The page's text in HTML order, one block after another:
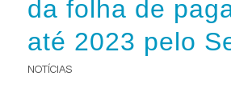
da folha de
até 2023 pelo
NOTÍCIAS